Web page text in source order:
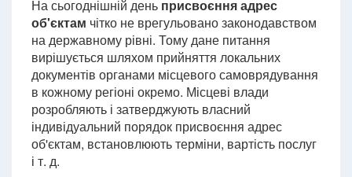
На сьогоднішній день присвоєння адрес
об'єктам чітко не врегульовано законодавством
на державному рівні. Тому дане питання
вирішується шляхом прийняття локальних
документів органами місцевого самоврядування
в кожному регіоні окремо. Місцеві влади
розробляють і затверджують власний
індивідуальний порядок присвоєння адрес
об'єктам, встановлюють терміни, вартість послуг
і т. д.